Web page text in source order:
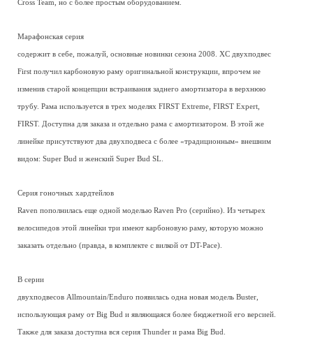
Cross Team, но с более простым оборудованием.
Марафонская серия
содержит в себе, пожалуй, основные новинки сезона 2008. XC двухподвес
First получил карбоновую раму оригинальной конструкции, впрочем не
изменив старой концепции встраивания заднего амортизатора в верхнюю
трубу. Рама используется в трех моделях FIRST Extreme, FIRST Expert,
FIRST. Доступна для заказа и отдельно рама с амортизатором. В этой же
линейке присутствуют два двухподвеса с более «традиционным» внешним
видом: Super Bud и женский Super Bud SL.
Серия гоночных хардтейлов
Raven пополнилась еще одной моделью Raven Pro (серийно). Из четырех
велосипедов этой линейки три имеют карбоновую раму, которую можно
заказать отдельно (правда, в комплекте с вилкой от DT-Pace).
В серии
двухподвесов Allmountain/Enduro появилась одна новая модель Buster,
использующая раму от Big Bud и являющаяся более бюджетной его версией.
Также для заказа доступна вся серия Thunder и рама Big Bud.